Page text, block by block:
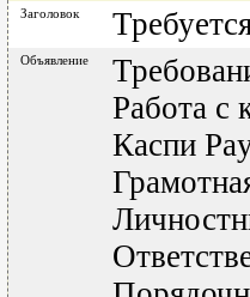
Заголовок
Объявление
Работа с
Каспи